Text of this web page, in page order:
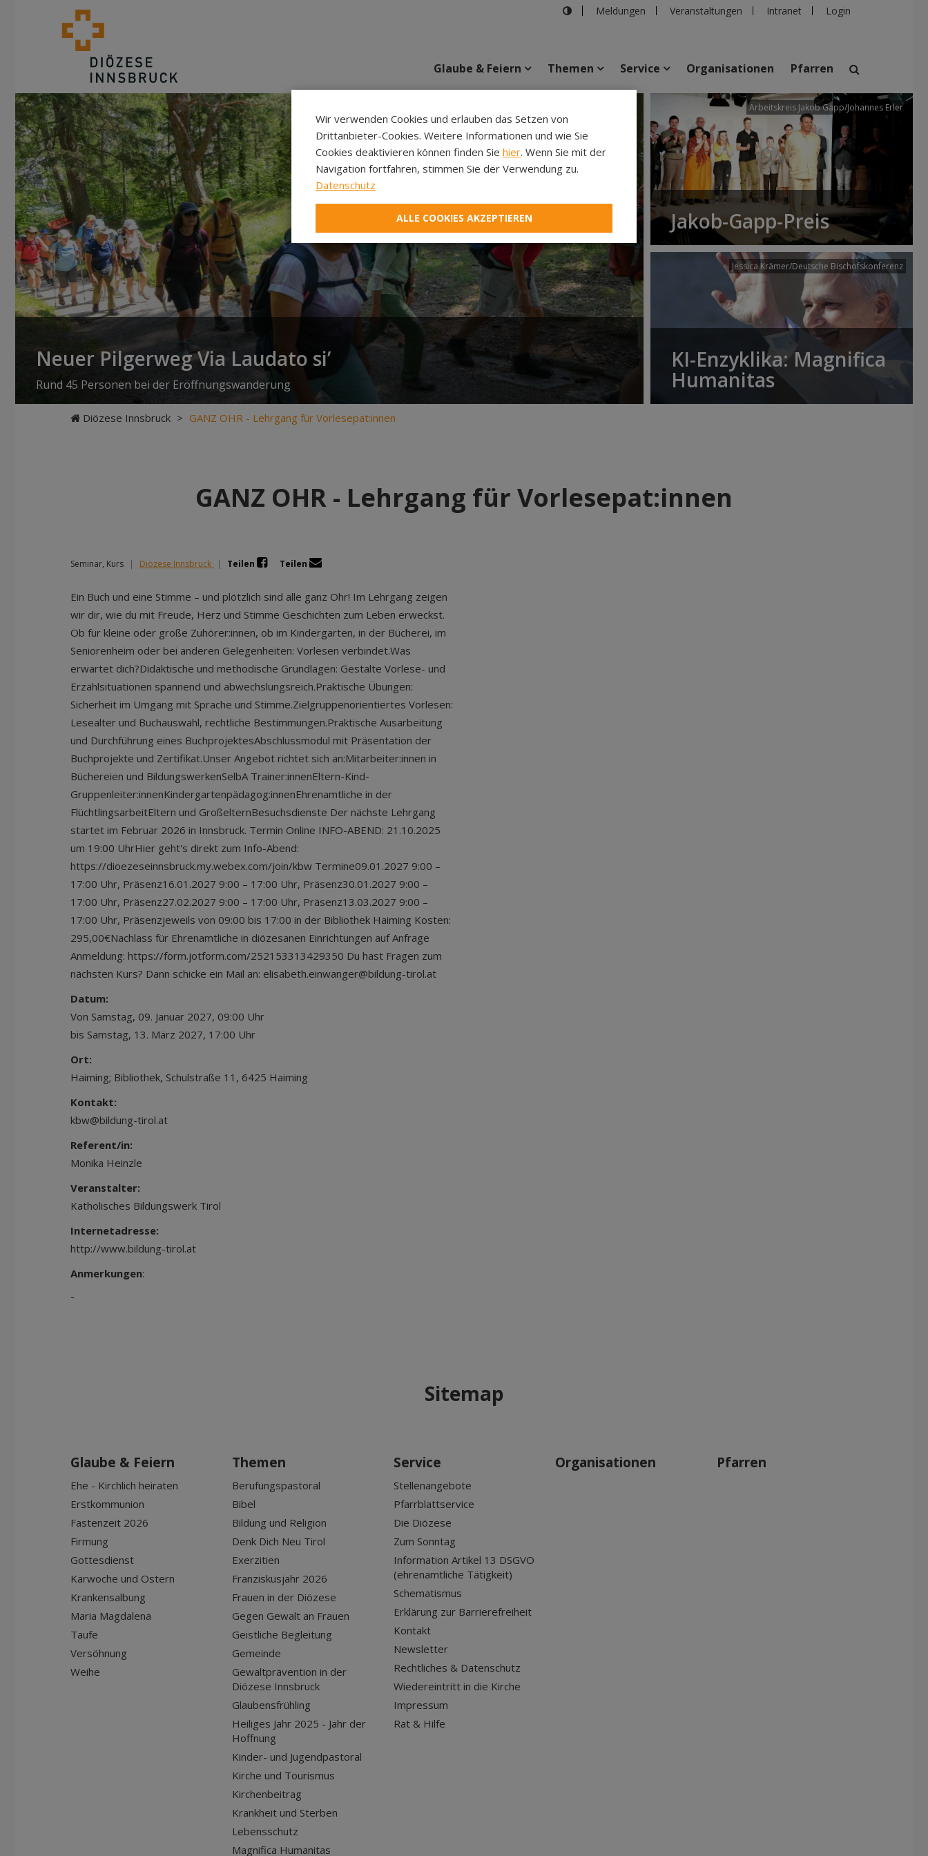
Meldungen Veranstaltungen Intranet Login
suchen
Veranstaltungen Personen Pfarren Einrichtungen
Glaube & Feiern Themen Service Organisationen Pfarren
Neuer Pilgerweg Via Laudato si’
Rund 45 Personen bei der Eröffnungswanderung
Arbeitskreis Jakob Gapp/Johannes Erler
Jakob-Gapp-Preis
Jessica Krämer/Deutsche Bischofskonferenz
KI-Enzyklika: Magnifica
Humanitas
Diözese Innsbruck > GANZ OHR - Lehrgang für Vorlesepat:innen
GANZ OHR - Lehrgang für Vorlesepat:innen
Seminar, Kurs | Diözese Innsbruck | Teilen Teilen
Ein Buch und eine Stimme – und plötzlich sind alle ganz Ohr! Im Lehrgang zeigen
wir dir, wie du mit Freude, Herz und Stimme Geschichten zum Leben erweckst.
Ob für kleine oder große Zuhörer:innen, ob im Kindergarten, in der Bücherei, im
Seniorenheim oder bei anderen Gelegenheiten: Vorlesen verbindet.Was
erwartet dich?Didaktische und methodische Grundlagen: Gestalte Vorlese- und
Erzählsituationen spannend und abwechslungsreich.Praktische Übungen:
Sicherheit im Umgang mit Sprache und Stimme.Zielgruppenorientiertes Vorlesen:
Lesealter und Buchauswahl, rechtliche Bestimmungen.Praktische Ausarbeitung
und Durchführung eines BuchprojektesAbschlussmodul mit Präsentation der
Buchprojekte und Zertifikat.Unser Angebot richtet sich an:Mitarbeiter:innen in
Büchereien und BildungswerkenSelbA Trainer:innenEltern-Kind-
Gruppenleiter:innenKindergartenpädagog:innenEhrenamtliche in der
FlüchtlingsarbeitEltern und GroßelternBesuchsdienste Der nächste Lehrgang
startet im Februar 2026 in Innsbruck. Termin Online INFO-ABEND: 21.10.2025
um 19:00 UhrHier geht's direkt zum Info-Abend:
https://dioezeseinnsbruck.my.webex.com/join/kbw Termine09.01.2027 9:00 –
17:00 Uhr, Präsenz16.01.2027 9:00 – 17:00 Uhr, Präsenz30.01.2027 9:00 –
17:00 Uhr, Präsenz27.02.2027 9:00 – 17:00 Uhr, Präsenz13.03.2027 9:00 –
17:00 Uhr, Präsenzjeweils von 09:00 bis 17:00 in der Bibliothek Haiming Kosten:
295,00€Nachlass für Ehrenamtliche in diözesanen Einrichtungen auf Anfrage
Anmeldung: https://form.jotform.com/252153313429350 Du hast Fragen zum
nächsten Kurs? Dann schicke ein Mail an: elisabeth.einwanger@bildung-tirol.at
Datum:
Von Samstag, 09. Januar 2027, 09:00 Uhr
bis Samstag, 13. März 2027, 17:00 Uhr
Ort:
Haiming; Bibliothek, Schulstraße 11, 6425 Haiming
Kontakt:
kbw@bildung-tirol.at
Referent/in:
Monika Heinzle
Veranstalter:
Katholisches Bildungswerk Tirol
Internetadresse:
http://www.bildung-tirol.at
Anmerkungen:
-
Sitemap
Glaube & Feiern
Ehe - Kirchlich heiraten
Erstkommunion
Fastenzeit 2026
Firmung
Gottesdienst
Karwoche und Ostern
Krankensalbung
Maria Magdalena
Taufe
Versöhnung
Weihe
Themen
Berufungspastoral
Bibel
Bildung und Religion
Denk Dich Neu Tirol
Exerzitien
Franziskusjahr 2026
Frauen in der Diözese
Gegen Gewalt an Frauen
Geistliche Begleitung
Gemeinde
Gewaltprävention in der
Diözese Innsbruck
Glaubensfrühling
Heiliges Jahr 2025 - Jahr der
Hoffnung
Kinder- und Jugendpastoral
Kirche und Tourismus
Kirchenbeitrag
Krankheit und Sterben
Lebensschutz
Magnifica Humanitas
Service
Stellenangebote
Pfarrblattservice
Die Diözese
Zum Sonntag
Information Artikel 13 DSGVO
(ehrenamtliche Tätigkeit)
Schematismus
Erklärung zur Barrierefreiheit
Kontakt
Newsletter
Rechtliches & Datenschutz
Wiedereintritt in die Kirche
Impressum
Rat & Hilfe
Organisationen Pfarren
Wir verwenden Cookies und erlauben das Setzen von
Drittanbieter-Cookies. Weitere Informationen und wie Sie
Cookies deaktivieren können finden Sie hier. Wenn Sie mit der
Navigation fortfahren, stimmen Sie der Verwendung zu.
Datenschutz
ALLE COOKIES AKZEPTIEREN